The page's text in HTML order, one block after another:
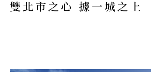
雙北市之心 據一城之上